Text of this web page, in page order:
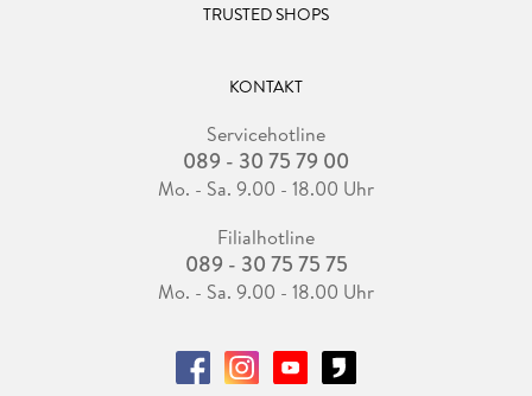
TRUSTED SHOPS
KONTAKT
Servicehotline
089 - 30 75 79 00
Mo. - Sa. 9.00 - 18.00 Uhr
Filialhotline
089 - 30 75 75 75
Mo. - Sa. 9.00 - 18.00 Uhr